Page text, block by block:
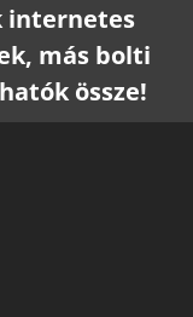
internetes
más bolti
össze!